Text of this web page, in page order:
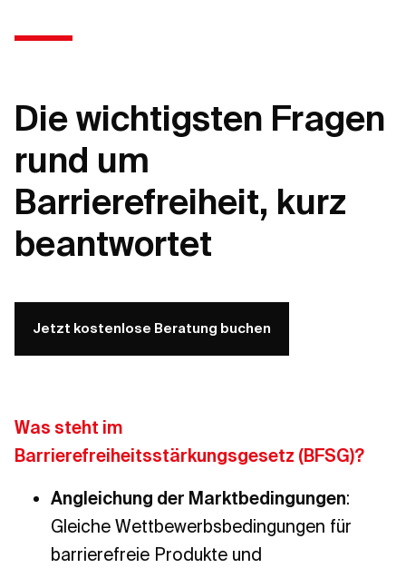
Die wichtigsten Fragen
rund um
Barrierefreiheit, kurz
beantwortet
Jetzt kostenlose Beratung buchen
Was steht im
Barrierefreiheitsstärkungsgesetz (BFSG)?
Angleichung der Marktbedingungen:
Gleiche Wettbewerbsbedingungen für
barrierefreie Produkte und